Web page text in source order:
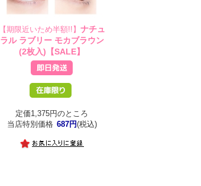
【期限近いため半額!!】 ナチュ
ラル ラブリー モカブラウン
(2枚入)【SALE】
定価1,375円のところ
当店特別価格 687円(税込)